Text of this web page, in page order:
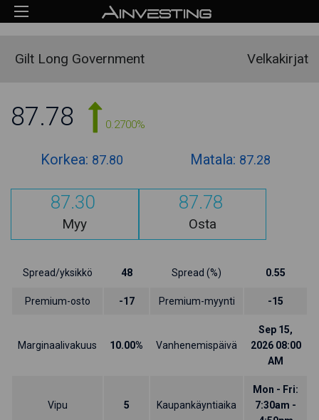
Gilt Long Government Velkakirjat
87.78 0.2700%
Korkea: 87.80 Matala: 87.28
87.30
Myy
87.78
Osta
Spread/yksikkö 48 Spread (%) 0.55
Premium-osto -17 Premium-myynti -15
Marginaalivakuus 10.00% Vanhenemispäivä
Sep 15,
2026 08:00
AM
Vipu 5 Kaupankäyntiaika
Mon - Fri:
7:30am -